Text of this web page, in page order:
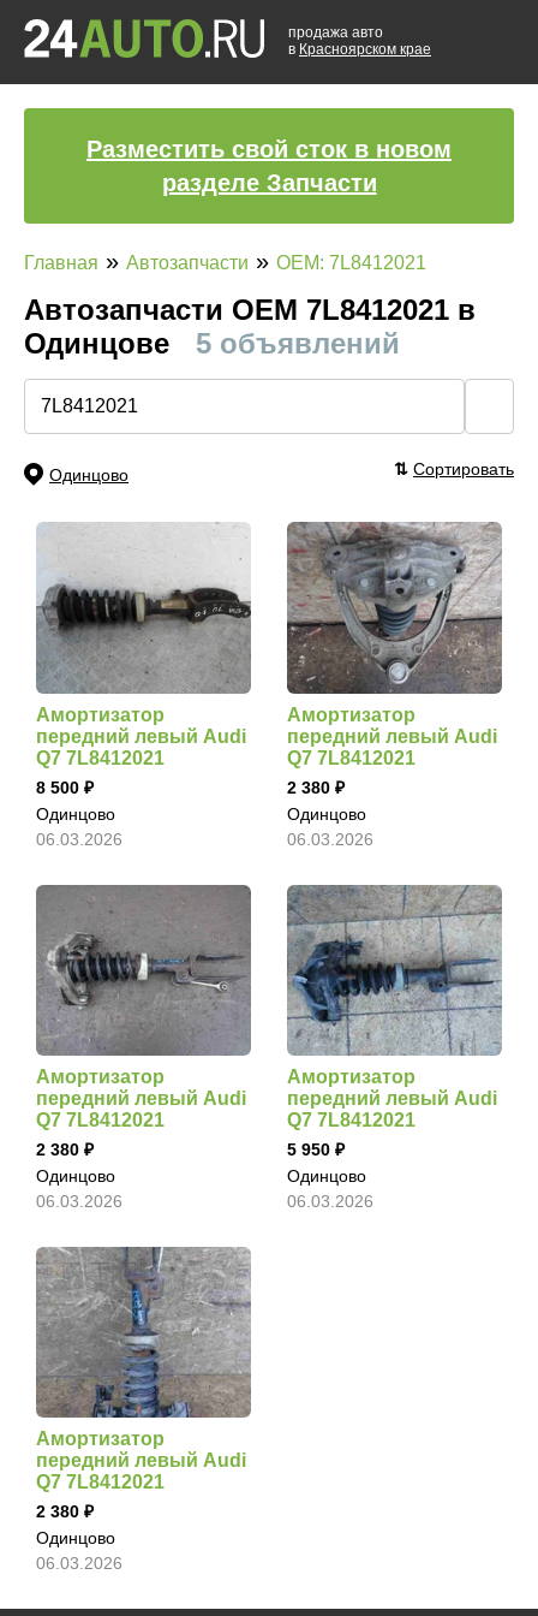
продажа авто
в Красноярском крае
Разместить свой сток в новом
разделе Запчасти
Главная » Автозапчасти » OEM: 7L8412021
Автозапчасти ОЕМ 7L8412021 в
Одинцове
5 объявлений
Одинцово ⇅ Сортировать
Амортизатор
передний левый Audi
Q7 7L8412021
8 500
Одинцово
06.03.2026
Амортизатор
передний левый Audi
Q7 7L8412021
2 380
Одинцово
06.03.2026
Амортизатор
передний левый Audi
Q7 7L8412021
2 380
Одинцово
06.03.2026
Амортизатор
передний левый Audi
Q7 7L8412021
5 950
Одинцово
06.03.2026
Амортизатор
передний левый Audi
Q7 7L8412021
2 380
Одинцово
06.03.2026